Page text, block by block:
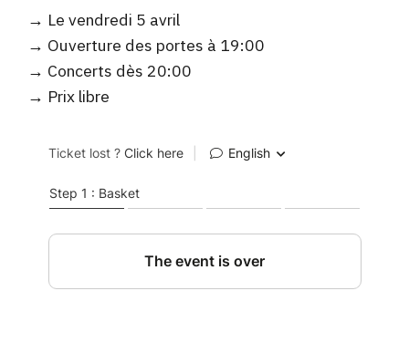
→ Le vendredi 5 avril
→ Ouverture des portes à 19:00
→ Concerts dès 20:00
→ Prix libre